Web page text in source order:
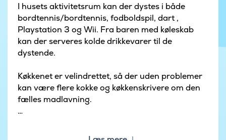
I husets aktivitetsrum kan der dystes i både
bordtennis/bordtennis, fodboldspil, dart ,
Playstation 3 og Wii. Fra baren med køleskab
kan der serveres kolde drikkevarer til de
dystende.
Køkkenet er velindrettet, så der uden problemer
kan være flere kokke og køkkenskrivere om den
fælles madlavning.
kan nydes i gode havemøbler. På den store